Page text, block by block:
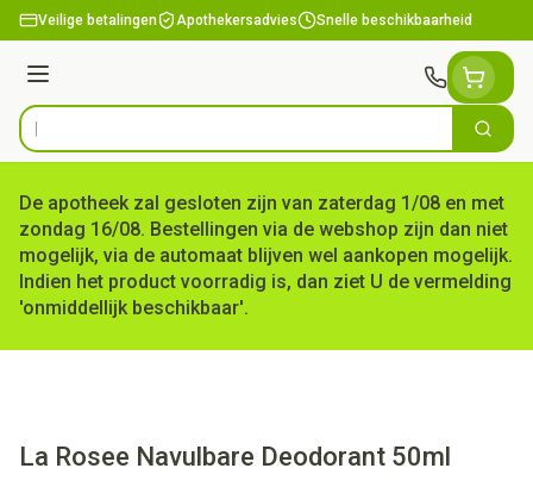
Ga naar de inhoud
Veilige betalingen Apothekersadvies Snelle beschikbaarheid
Menu
Product, merk, categorie... Zoek
De apotheek zal gesloten zijn van zaterdag 1/08 en met
zondag 16/08. Bestellingen via de webshop zijn dan niet
mogelijk, via de automaat blijven wel aankopen mogelijk.
Indien het product voorradig is, dan ziet U de vermelding
'onmiddellijk beschikbaar'.
La Rosee Navulbare Deodorant 50ml